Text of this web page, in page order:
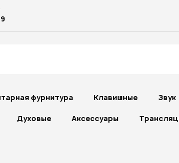
фурнитура Клавишные Звук
Духовые Аксессуары